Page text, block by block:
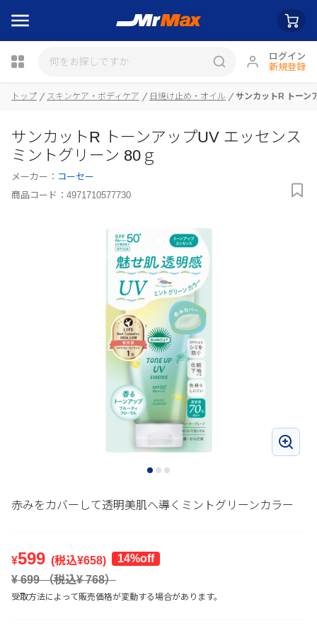
ログイン
新規登録
トップ スキンケア・ボディケア 日焼け止め・オイル サンカットR トーン
サンカットR トーンアップUV エッセンス
ミントグリーン 80ｇ
メーカー： コーセー
商品コード： 4971710577730
赤みをカバーして透明美肌へ導くミントグリーンカラー
¥599 (税込¥658)
14%off
¥ 699（税込¥768）
受取方法によって販売価格が変動する場合があります。